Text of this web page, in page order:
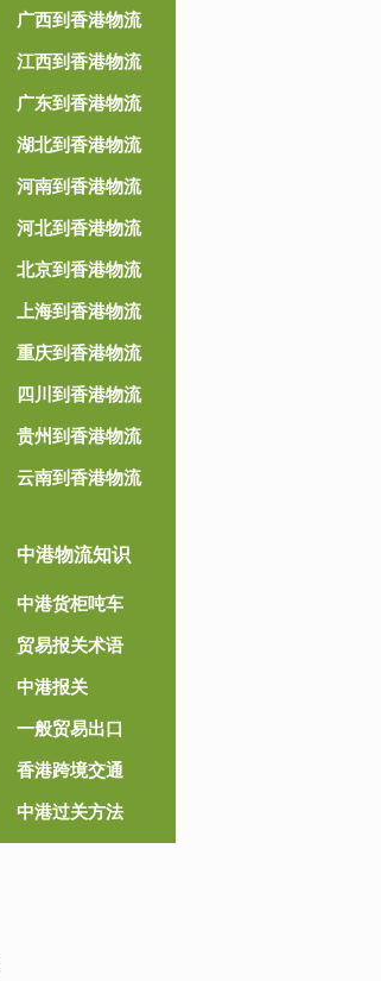
广西到香港物流
江西到香港物流
广东到香港物流
湖北到香港物流
河南到香港物流
河北到香港物流
北京到香港物流
上海到香港物流
重庆到香港物流
四川到香港物流
贵州到香港物流
云南到香港物流
中港物流知识
中港货柜吨车
贸易报关术语
中港报关
一般贸易出口
香港跨境交通
中港过关方法